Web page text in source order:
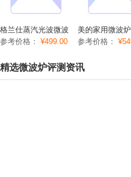
格兰仕蒸汽光波微波
炉G80F23CN1***
(S0)
参考价格： ¥499.00
美的家用微波
L233B功能/参
格
参考价格：
精选微波炉评测资讯